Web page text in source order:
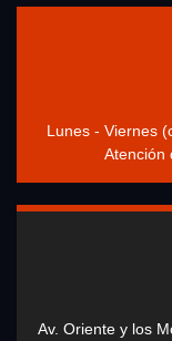
Lunes - Viernes
Atención
Av. Oriente y los